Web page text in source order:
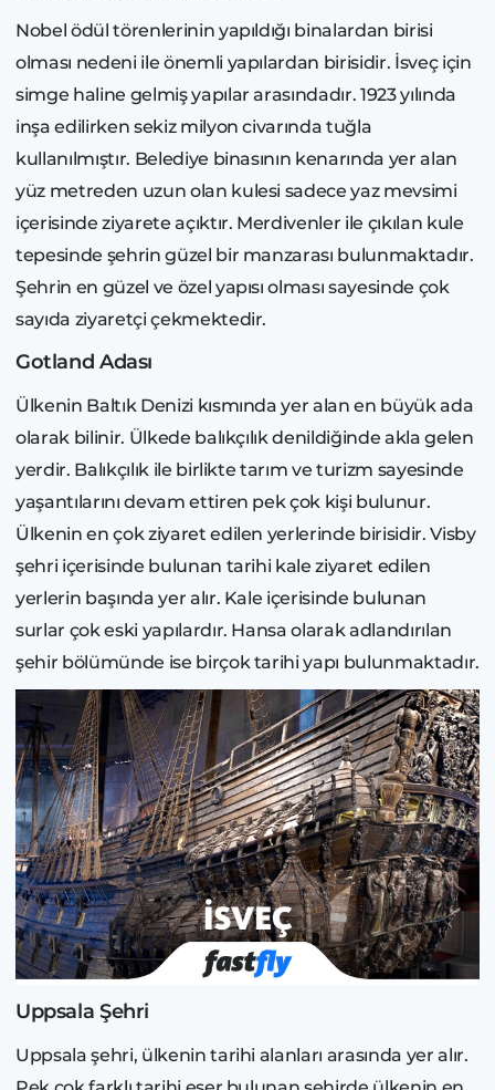
Nobel ödül törenlerinin yapıldığı binalardan birisi
olması nedeni ile önemli yapılardan birisidir. İsveç için
simge haline gelmiş yapılar arasındadır. 1923 yılında
inşa edilirken sekiz milyon civarında tuğla
kullanılmıştır. Belediye binasının kenarında yer alan
yüz metreden uzun olan kulesi sadece yaz mevsimi
içerisinde ziyarete açıktır. Merdivenler ile çıkılan kule
tepesinde şehrin güzel bir manzarası bulunmaktadır.
Şehrin en güzel ve özel yapısı olması sayesinde çok
sayıda ziyaretçi çekmektedir.
Gotland Adası
Ülkenin Baltık Denizi kısmında yer alan en büyük ada
olarak bilinir. Ülkede balıkçılık denildiğinde akla gelen
yerdir. Balıkçılık ile birlikte tarım ve turizm sayesinde
yaşantılarını devam ettiren pek çok kişi bulunur.
Ülkenin en çok ziyaret edilen yerlerinde birisidir. Visby
şehri içerisinde bulunan tarihi kale ziyaret edilen
yerlerin başında yer alır. Kale içerisinde bulunan
surlar çok eski yapılardır. Hansa olarak adlandırılan
şehir bölümünde ise birçok tarihi yapı bulunmaktadır.
Uppsala Şehri
Uppsala şehri, ülkenin tarihi alanları arasında yer alır.